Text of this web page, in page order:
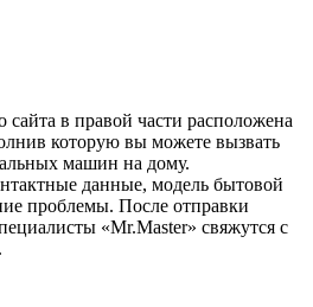
сайта в правой части расположена
которую вы можете вызвать
машин на дому.
данные, модель бытовой
проблемы. После отправки
«Mr.Master» свяжутся с